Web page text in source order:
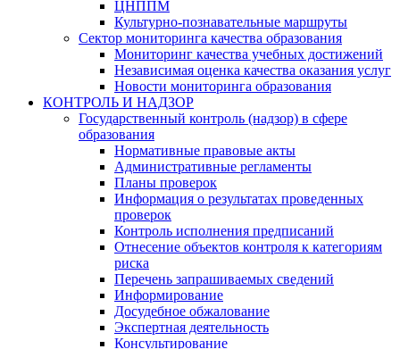
ЦНППМ
Культурно-познавательные маршруты
Сектор мониторинга качества образования
Мониторинг качества учебных достижений
Независимая оценка качества оказания услуг
Новости мониторинга образования
КОНТРОЛЬ И НАДЗОР
Государственный контроль (надзор) в сфере
образования
Нормативные правовые акты
Административные регламенты
Планы проверок
Информация о результатах проведенных
проверок
Контроль исполнения предписаний
Отнесение объектов контроля к категориям
риска
Перечень запрашиваемых сведений
Информирование
Досудебное обжалование
Экспертная деятельность
Консультирование